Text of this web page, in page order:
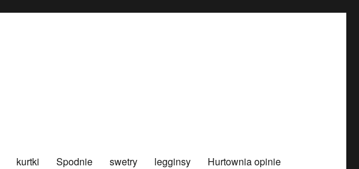
kurtki Spodnie swetry legginsy
Hurtownia opinie